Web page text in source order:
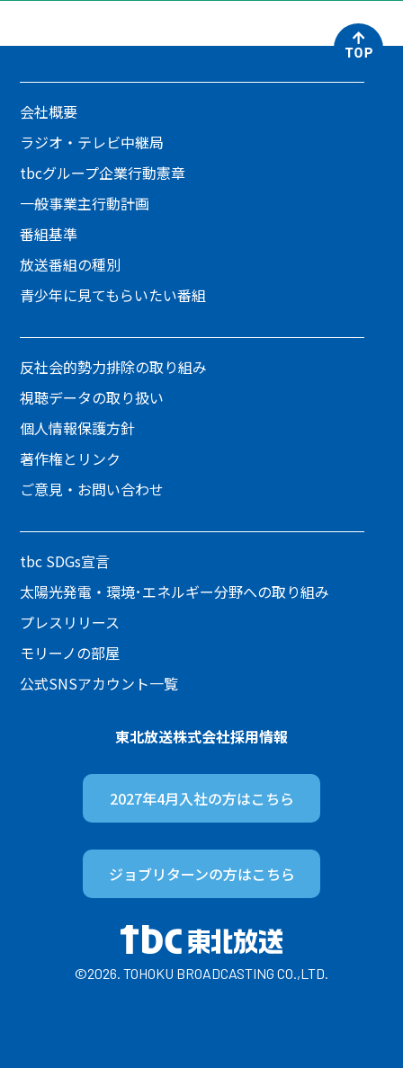
会社概要
ラジオ・テレビ中継局
tbcグループ企業行動憲章
一般事業主行動計画
番組基準
放送番組の種別
青少年に見てもらいたい番組
反社会的勢力排除の取り組み
視聴データの取り扱い
個人情報保護方針
著作権とリンク
ご意見・お問い合わせ
tbc SDGs宣言
太陽光発電・環境･エネルギー分野への取り組み
プレスリリース
モリーノの部屋
公式SNSアカウント一覧
東北放送株式会社採用情報
2027年4月入社の方はこちら
ジョブリターンの方はこちら
©2026. TOHOKU BROADCASTING CO.,LTD.